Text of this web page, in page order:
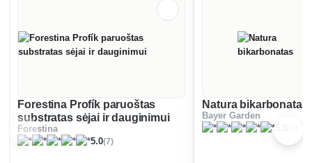
Forestina Profík paruoštas
substratas sėjai ir dauginimui
Forestina
5.0(7)
Natura bikarbonatas
Bayer Garden